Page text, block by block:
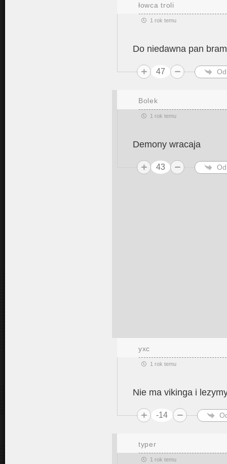
łowca troli
1 rok temu
Do niedawna pan
47
Bolek
1 rok temu
Demony wracaja
43
yxc
1 rok temu
Nie ma vikinga i
-14
typer
1 rok temu